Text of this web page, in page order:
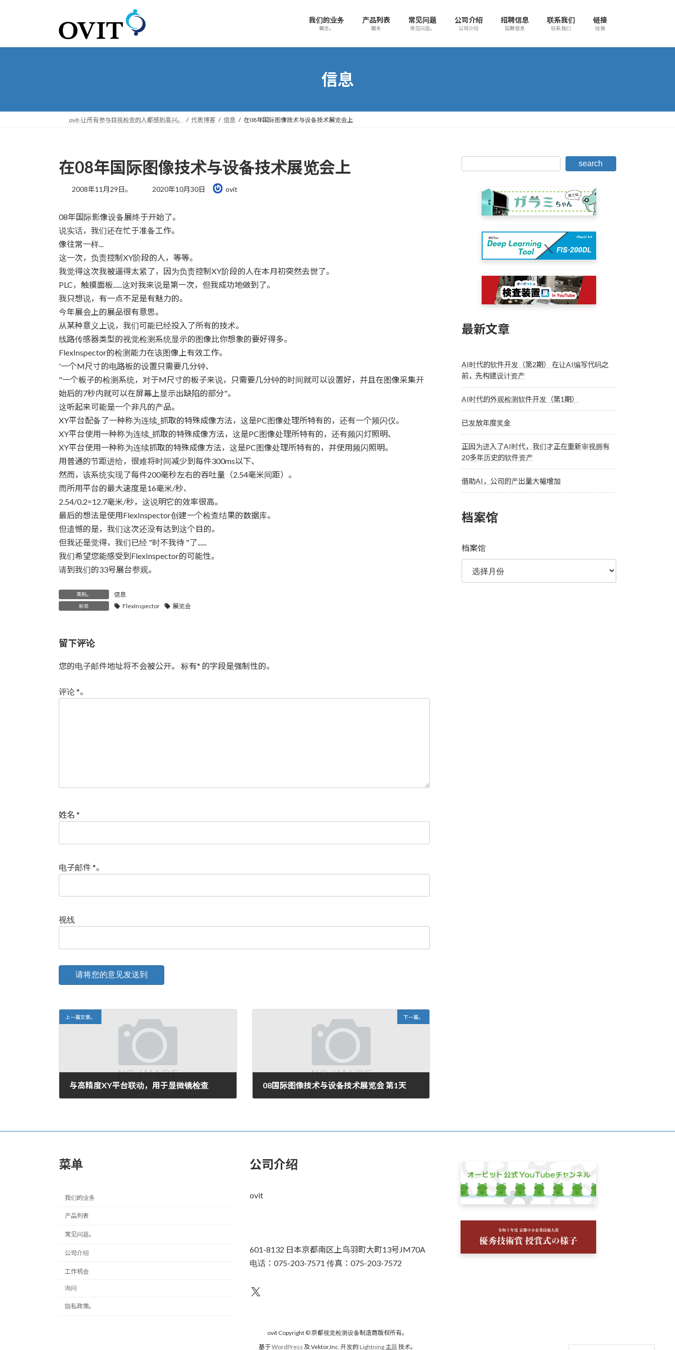
我们的业务
概念。
产品列表
服务
常见问题
常见问题。
公司介绍
公司介绍
招聘信息
招聘信息
联系我们
联系我们
链接
链接
信息
ovit-让所有参与目视检查的人都感到高兴。 代表博客 信息 在08年国际图像技术与设备技术展览会上
在08年国际图像技术与设备技术展览会上
2008年11月29日。
最
新
时
间：
2020年10月30日 ovit
08年国际影像设备展终于开始了。
说实话，我们还在忙于准备工作。
像往常一样...
这一次，负责控制XY阶段的人，等等。
我觉得这次我被逼得太紧了，因为负责控制XY阶段的人在本月初突然去世了。
PLC，触摸面板......这对我来说是第一次，但我成功地做到了。
我只想说，有一点不足是有魅力的。
今年展会上的展品很有意思。
从某种意义上说，我们可能已经投入了所有的技术。
线路传感器类型的视觉检测系统显示的图像比你想象的要好得多。
FlexInspector的检测能力在该图像上有效工作。
'一个M尺寸的电路板的设置只需要几分钟、
"一个板子的检测系统，对于M尺寸的板子来说，只需要几分钟的时间就可以设置好，并且在图像采集开
始后的7秒内就可以在屏幕上显示出缺陷的部分"。
这听起来可能是一个非凡的产品。
XY平台配备了一种称为连续_抓取的特殊成像方法，这是PC图像处理所特有的，还有一个频闪仪。
XY平台使用一种称为连续_抓取的特殊成像方法，这是PC图像处理所特有的，还有频闪灯照明、
XY平台使用一种称为连续抓取的特殊成像方法，这是PC图像处理所特有的，并使用频闪照明。
用普通的节距进给，很难将时间减少到每件300ms以下、
然而，该系统实现了每件200毫秒左右的吞吐量（2.54毫米间距）。
而所用平台的最大速度是16毫米/秒、
2.54/0.2=12.7毫米/秒，这说明它的效率很高。
最后的想法是使用FlexInspector创建一个检查结果的数据库。
但遗憾的是，我们这次还没有达到这个目的。
但我还是觉得，我们已经 "时不我待 "了......
我们希望您能感受到FlexInspector的可能性。
请到我们的33号展台参观。
类别。 信息
标签 FlexInspector 展览会
留下评论
您的电子邮件地址将不会被公开。 标有* 的字段是强制性的。
评论*。
姓名 *
电子邮件*。
视线
上一篇文章。
与高精度XY平台联动，用于显微镜检查
下一篇。
08国际图像技术与设备技术展览会 第1天
search
最新文章
AI时代的软件开发（第2期） 在让AI编写代码之
前，先构建设计资产
AI时代的外观检测软件开发（第1期）
已发放年度奖金
正因为进入了AI时代，我们才正在重新审视拥有
20多年历史的软件资产
借助AI，公司的产出量大幅增加
档案馆
档案馆
菜单
我们的业务
产品列表
常见问题。
公司介绍
工作机会
询问
隐私政策。
公司介绍
ovit
601-8132 日本京都南区上鸟羽町大町13号JM70A
电话：075-203-7571 传真：075-203-7572
不为人知
ovit Copyright © 京都视觉检测设备制造商版权所有。
基于WordPress 及 Vektor,Inc. 开发的 Lightning 主题 技术。